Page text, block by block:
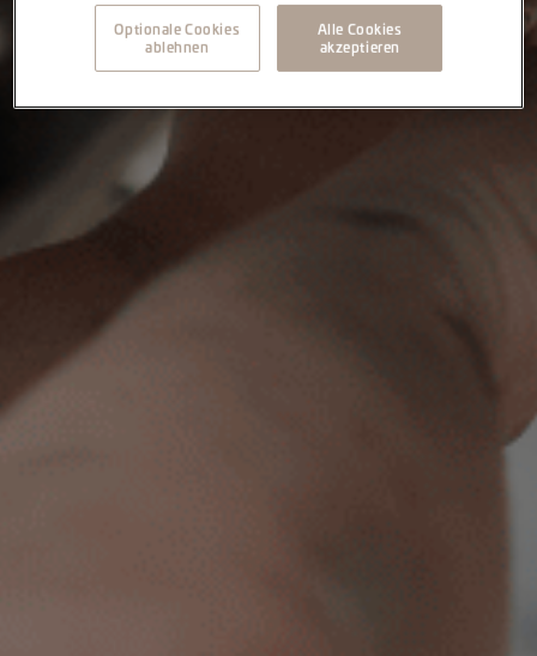
Optionale Cookies
ablehnen
Alle Cookies
akzeptieren